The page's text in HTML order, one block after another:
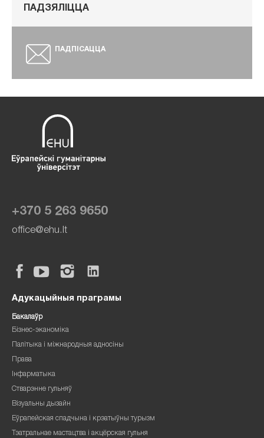
ПАДЗЯЛІЦЦА
ПАДПІСАЦЦА
+370 5 263 9650
office@ehu.lt
Адукацыйныя праграмы
Бакалаўр
Бізнес-эканоміка
Палітыка і міжнародныя адносіны
Права
Інфарматыка
Стварэнне гульняў
Візуальны дызайн
Еўрапейская спадчына і крэатыўны турызм
Тэатральнае мастацтва і акцёрская гульня